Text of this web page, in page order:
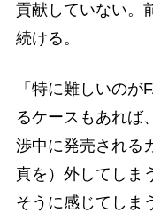
貢献していない。
続ける。
「特に難しいの
るケースもあれば
渉中に発売される
真を）外してしま
そうに感じてしま